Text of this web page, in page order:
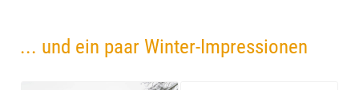
... und ein paar Winter-Impressionen